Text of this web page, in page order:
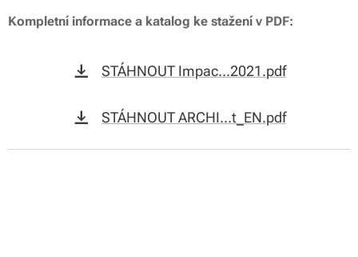
Kompletní informace a katalog ke stažení v PDF:
STÁHNOUT Impac...2021.pdf
STÁHNOUT ARCHI...t_EN.pdf